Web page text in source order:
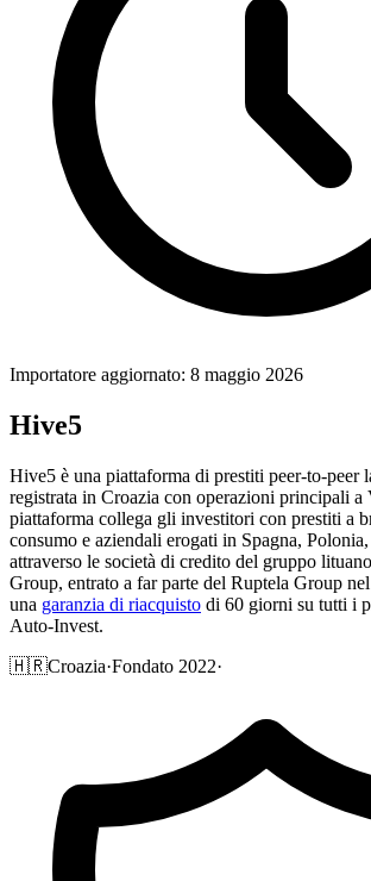
Importatore aggiornato: 8 maggio 2026
Hive5
Hive5 è una piattaforma di prestiti peer-to-peer
registrata in Croazia con operazioni principali
piattaforma collega gli investitori con prestiti a
consumo e aziendali erogati in Spagna,
attraverso le società di credito del gruppo
Group, entrato a far parte del Ruptela Group
una garanzia di riacquisto di 60 giorni su tutti i
Auto-Invest.
🇭🇷Croazia·Fondato 2022·